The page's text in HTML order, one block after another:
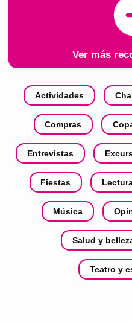
Ver más
Actividades
Compras
Entrevistas
Fiestas
Música
Salud y
Teatro y